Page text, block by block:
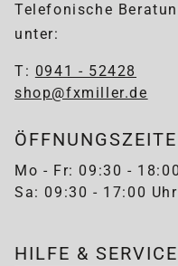
Telefonische
unter:
T: 0941 - 52428
shop@fxmiller.de
Mo - Fr: 09:30 -
Sa: 09:30 - 17:00 Uhr
HILFE & SERVICE